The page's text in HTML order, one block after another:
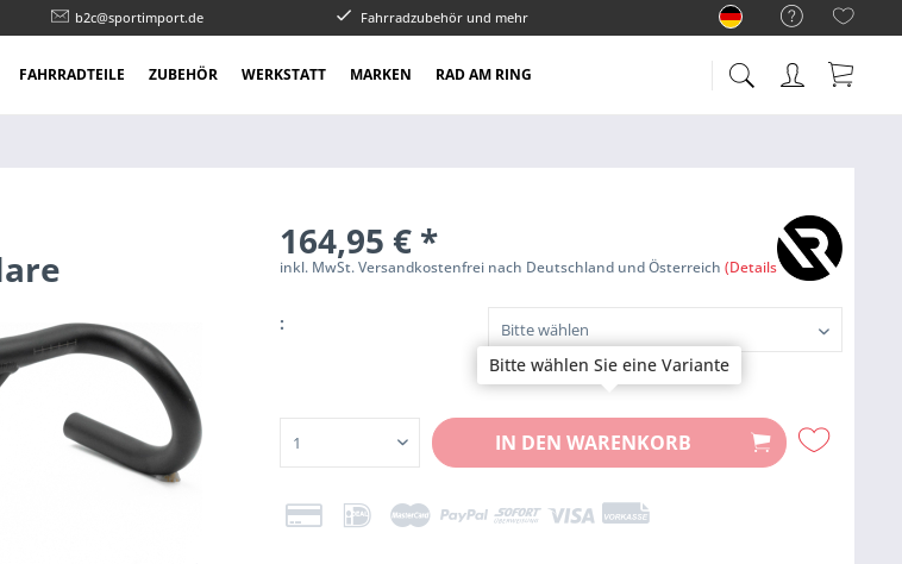
b2c@sportimport.de Fahrradzubehör und mehr
FAHRRADTEILE ZUBEHÖR WERKSTATT MARKEN RAD AM RING
164,95 € *
inkl. MwSt. Versandkostenfrei nach Deutschland und Österreich(Details)
:
IN DEN WARENKORB
Bitte wählen Sie eine Variante